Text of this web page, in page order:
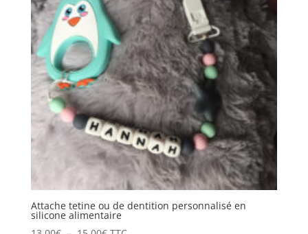
Attache tetine ou de dentition personnalisé en
silicone alimentaire